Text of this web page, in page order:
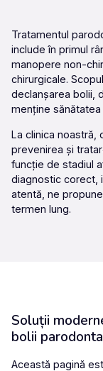
Tratamentul
include în primul
manopere non-
chirurgicale.
declanșarea bolii,
menține
La clinica noastră,
prevenirea și
funcție de stadiul
diagnostic corect,
atentă, ne
termen lung.
Soluții
bolii
Această pagină